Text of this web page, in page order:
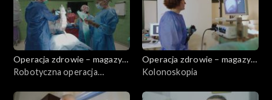
Operacja zdrowie – magazyn
medyczny
Robotyczna operacja
Operacja zdrowie – magazyn
medyczny
Kolonoskopia